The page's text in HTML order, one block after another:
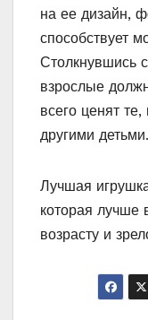
на ее дизайн,
способствует
Столкнувшись
взрослые
всего ценят
другими детьми.
Лучшая
которая лучше
возрасту и